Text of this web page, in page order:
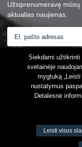
Užsiprenumeravę
aktualias naujienas.
Susipažinau su
VŠĮ Fitneso mokymo
Siekdami
svetainėje
mygtuką
nustatymus
Detalesnė
Leisti visus